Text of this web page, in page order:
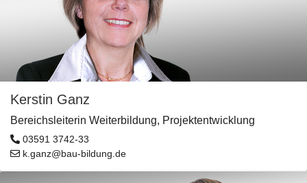
Kerstin Ganz
Bereichsleiterin Weiterbildung, Projektentwicklung
03591 3742-33
k.ganz@bau-bildung.de